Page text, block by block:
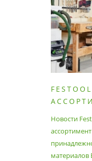
Новости
материалов